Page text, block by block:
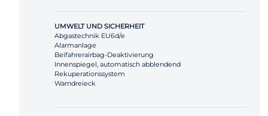
UMWELT UND SICHERHEIT
Abgastechnik EU6d/e
Alarmanlage
Beifahrerairbag-Deaktivierung
Innenspiegel, automatisch abblendend
Rekuperationssystem
Warndreieck